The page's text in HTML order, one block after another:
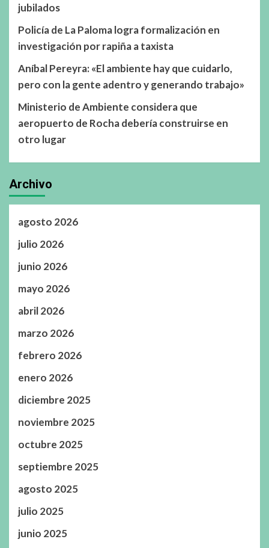
jubilados
Policía de La Paloma logra formalización en
investigación por rapiña a taxista
Aníbal Pereyra: «El ambiente hay que cuidarlo,
pero con la gente adentro y generando trabajo»
Ministerio de Ambiente considera que
aeropuerto de Rocha debería construirse en
otro lugar
Archivo
agosto 2026
julio 2026
junio 2026
mayo 2026
abril 2026
marzo 2026
febrero 2026
enero 2026
diciembre 2025
noviembre 2025
octubre 2025
septiembre 2025
agosto 2025
julio 2025
junio 2025